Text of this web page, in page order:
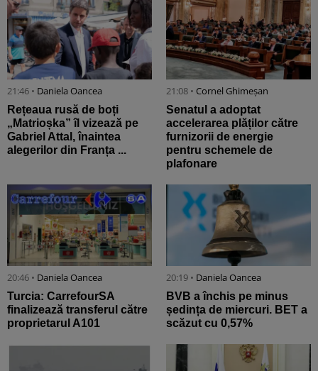
21:46 • Daniela Oancea
Rețeaua rusă de boți
„Matrioșka” îl vizează pe
Gabriel Attal, înaintea
alegerilor din Franța ...
21:08 • Cornel Ghimeșan
Senatul a adoptat
accelerarea plăților către
furnizorii de energie
pentru schemele de
plafonare
20:46 • Daniela Oancea
Turcia: CarrefourSA
finalizează transferul către
proprietarul A101
20:19 • Daniela Oancea
BVB a închis pe minus
ședința de miercuri. BET a
scăzut cu 0,57%